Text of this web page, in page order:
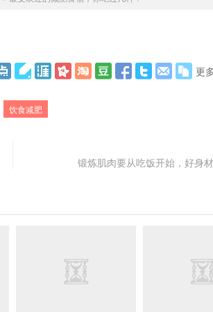
更
饮食减肥
锻炼肌肉要从吃饭开始，好身